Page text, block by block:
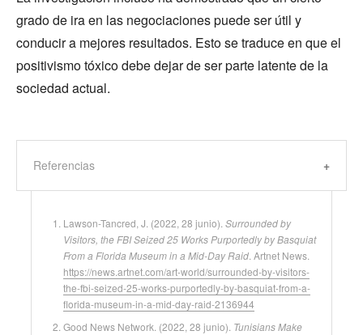
grado de ira en las negociaciones puede ser útil y
conducir a mejores resultados. Esto se traduce en que el
positivismo tóxico debe dejar de ser parte latente de la
sociedad actual.
Referencias
Lawson-Tancred, J. (2022, 28 junio). Surrounded by
Visitors, the FBI Seized 25 Works Purportedly by Basquiat
From a Florida Museum in a Mid-Day Raid . Artnet News.
https://news.artnet.com/art-world/surrounded-by-visitors-
the-fbi-seized-25-works-purportedly-by-basquiat-from-a-
florida-museum-in-a-mid-day-raid-2136944
Good News Network. (2022, 28 junio). Tunisians Make